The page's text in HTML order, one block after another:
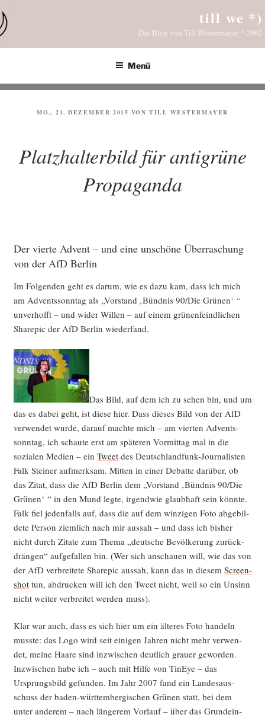
Inhalt
springen
till we *)
Das Blog von Till Westermayer * 2002
Menü
VERÖFFENTLICHT
MO., 21. DEZEMBER 2015 VON TILL WESTERMAYER
Platzhalterbild für antigrüne
Propaganda
Der vierte Advent – und eine unschöne Überraschung
von der AfD Berlin
Im Fol­gen­den geht es dar­um, wie es dazu kam, dass ich mich
am Advents­sonn­tag als „Vor­stand ‚Bünd­nis 90/Die Grü­nen‘ “
unver­hofft – und wider Wil­len – auf einem grü­nen­feind­li­chen
Share­pic der AfD Ber­lin wiederfand.
Das Bild, auf dem ich zu sehen bin, und um
das es dabei geht, ist die­se hier. Dass die­ses Bild von der AfD
ver­wen­det wur­de, dar­auf mach­te mich – am vier­ten Advents­
sonn­tag, ich schau­te erst am spä­te­ren Vor­mit­tag mal in die
sozia­len Medi­en – ein Tweetdes Deutsch­land­funk-Jour­na­lis­ten
Falk Stei­ner auf­merk­sam. Mit­ten in einer Debat­te dar­über, ob
das Zitat, dass die AfD Ber­lin dem „Vor­stand ‚Bünd­nis 90/Die
Grü­nen‘ “ in den Mund leg­te, irgend­wie glaub­haft sein könn­te.
Falk fiel jeden­falls auf, dass die auf dem win­zi­gen Foto abge­bil­
de­te Per­son ziem­lich nach mir aus­sah – und dass ich bis­her
nicht durch Zita­te zum The­ma „deut­sche Bevöl­ke­rung zurück­
drän­gen“ auf­ge­fal­len bin. (Wer sich anschau­en will, wie das von
der AfD ver­brei­te­te Share­pic aus­sah, kann das in die­sem Screen­
shottun, abdru­cken will ich den Tweet nicht, weil so ein Unsinn
nicht wei­ter ver­brei­tet wer­den muss).
Klar war auch, dass es sich hier um ein älte­res Foto han­deln
muss­te: das Logo wird seit eini­gen Jah­ren nicht mehr ver­wen­
det, mei­ne Haa­re sind inzwi­schen deut­lich grau­er gewor­den.
Inzwi­schen habe ich – auch mit Hil­fe von TinEye – das
Ursprungs­bild gefun­den. Im Jahr 2007 fand ein Lan­des­aus­
schuss der baden-würt­tem­ber­gi­schen Grü­nen statt, bei dem
unter ande­rem – nach län­ge­rem Vor­lauf – über das Grund­ein­